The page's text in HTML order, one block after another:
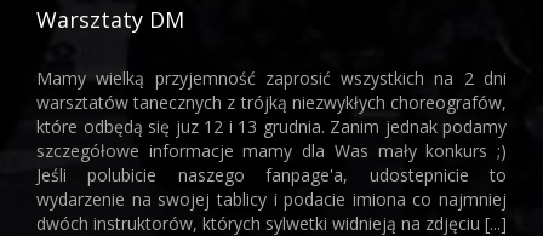
Warsztaty DM
Mamy wielką przyjemność zaprosić wszystkich na 2 dni
warsztatów tanecznych z trójką niezwykłych choreografów,
które odbędą się juz 12 i 13 grudnia. Zanim jednak podamy
szczegółowe informacje mamy dla Was mały konkurs ;)
Jeśli polubicie naszego fanpage'a, udostepnicie to
wydarzenie na swojej tablicy i podacie imiona co najmniej
dwóch instruktorów, których sylwetki widnieją na zdjęciu [...]